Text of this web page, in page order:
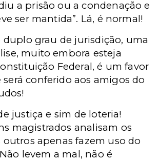
a prisão ou a condenação e
ser mantida”. Lá, é normal!
duplo grau de jurisdição, uma
muito embora esteja
Federal, é um favor
conferido aos amigos do
justiça e sim de loteria!
magistrados analisam os
outros apenas fazem uso do
levem a mal, não é